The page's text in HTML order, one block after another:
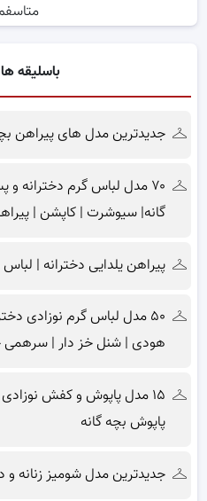
باسلیقه
جدیدترین مدل های پیراهن
۷۰ مدل لباس گرم دخترانه
گانه| سیوشرت | کاپشن |
پیراهن یلدایی دخترانه |
۵۰ مدل لباس گرم نوزادی
هودی | شنل خز دار | سرهمی
۱۵ مدل پاپوش و کفش
پاپوش بچه گانه
جدیدترین مدل شومیز زنانه